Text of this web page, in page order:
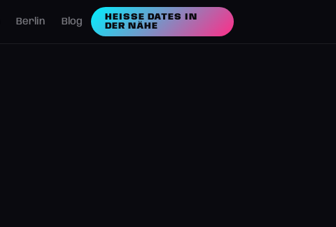
Berlin Blog
HEISSE DATES IN D
ER NÄHE